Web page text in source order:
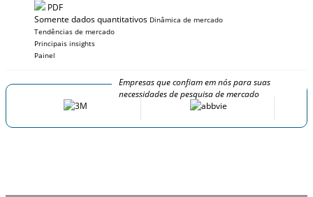
PDF
Somente dados quantitativos Dinâmica de mercado
Tendências de mercado
Principais insights
Painel
Empresas que confiam em nós para suas
necessidades de pesquisa de mercado